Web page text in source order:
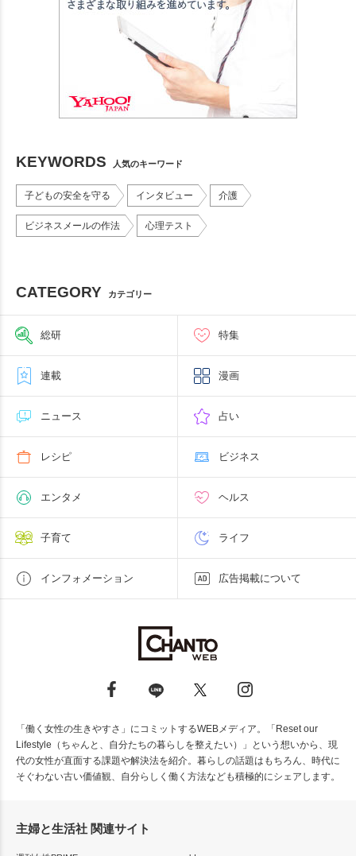
KEYWORDS 人気のキーワード
子どもの安全を守る インタビュー 介護
ビジネスメールの作法 心理テスト
CATEGORY カテゴリー
総研 特集
連載 漫画
ニュース 占い
レシピ ビジネス
エンタメ ヘルス
子育て ライフ
インフォメーション 広告掲載について
「働く女性の生きやすさ」にコミットするWEBメディア。「Reset our
Lifestyle（ちゃんと、自分たちの暮らしを整えたい）」という想いから、現
代の女性が直面する課題や解決法を紹介。暮らしの話題はもちろん、時代に
そぐわない古い価値観、自分らしく働く方法なども積極的にシェアします。
主婦と生活社 関連サイト